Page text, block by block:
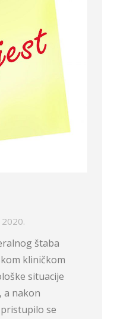
štaba
kliničkom
situacije
a nakon
se